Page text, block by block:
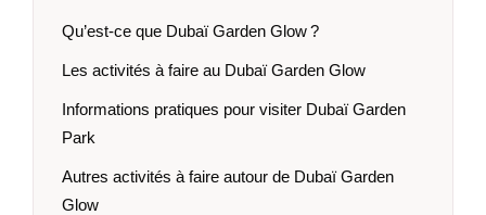
Qu’est-ce que Dubaï Garden Glow ?
Les activités à faire au Dubaï Garden Glow
Informations pratiques pour visiter Dubaï Garden
Park
Autres activités à faire autour de Dubaï Garden
Glow